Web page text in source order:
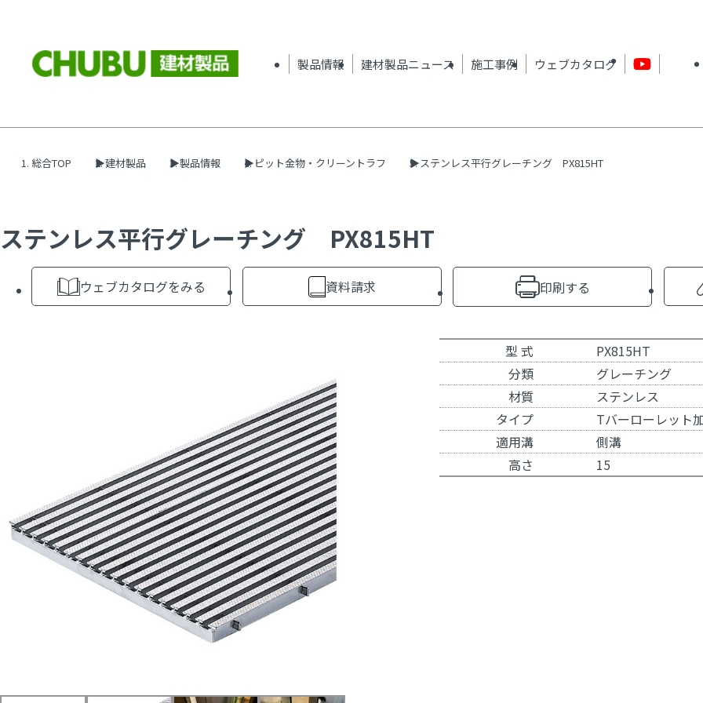
製品情報 建材製品ニュース 施工事例 ウェブカタログ
総合TOP 建材製品 製品情報 ピット金物・クリーントラフ ステンレス平行グレーチング PX815HT
ステンレス平行グレーチング PX815HT
ウェブカタログをみる 資料請求 印刷する
型 式
PX815HT
分類
グレーチング
材質
ステンレス
タイプ
Tバーローレット
適用溝
側溝
高さ
15